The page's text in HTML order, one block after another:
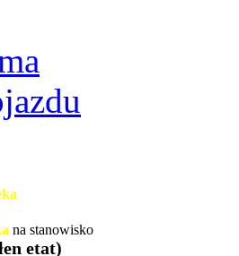
na stanowisko
etat)